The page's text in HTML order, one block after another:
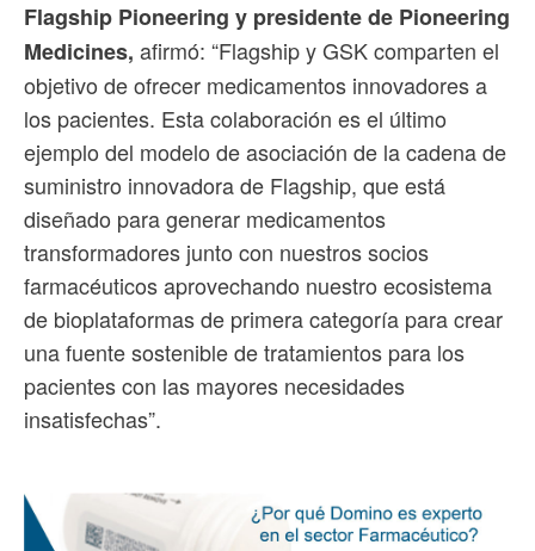
Flagship Pioneering y presidente de Pioneering
Medicines, afirmó: “Flagship y GSK comparten el
objetivo de ofrecer medicamentos innovadores a
los pacientes. Esta colaboración es el último
ejemplo del modelo de asociación de la cadena de
suministro innovadora de Flagship, que está
diseñado para generar medicamentos
transformadores junto con nuestros socios
farmacéuticos aprovechando nuestro ecosistema
de bioplataformas de primera categoría para crear
una fuente sostenible de tratamientos para los
pacientes con las mayores necesidades
insatisfechas”.